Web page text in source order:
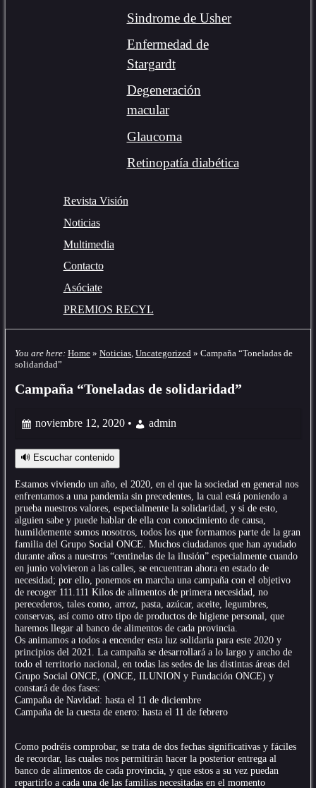
Sindrome de Usher
Enfermedad de
Stargardt
Degeneración
macular
Glaucoma
Retinopatía diabética
Revista Visión
Noticias
Multimedia
Contacto
Asóciate
PREMIOS RECYL
You are here: Home » Noticias Uncategorized » Campaña “Toneladas de
solidaridad”
Campaña “Toneladas de solidaridad”
noviembre 12, 2020 • admin
🔊 Escuchar contenido
Estamos viviendo un año, el 2020, en el que la sociedad en general nos
enfrentamos a una pandemia sin precedentes, la cual está poniendo a
prueba nuestros valores, especialmente la solidaridad, y si de esto,
alguien sabe y puede hablar de ella con conocimiento de causa,
humildemente somos nosotros, todos los que formamos parte de la gran
familia del Grupo Social ONCE. Muchos ciudadanos que han ayudado
durante años a nuestros “centinelas de la ilusión” especialmente cuando
en junio volvieron a las calles, se encuentran ahora en estado de
necesidad; por ello, ponemos en marcha una campaña con el objetivo
de recoger 111.111 Kilos de alimentos de primera necesidad, no
perecederos, tales como, arroz, pasta, azúcar, aceite, legumbres,
conservas, así como otro tipo de productos de higiene personal, que
haremos llegar al banco de alimentos de cada provincia.
Os animamos a todos a encender esta luz solidaria para este 2020 y
principios del 2021. La campaña se desarrollará a lo largo y ancho de
todo el territorio nacional, en todas las sedes de las distintas áreas del
Grupo Social ONCE, (ONCE, ILUNION y Fundación ONCE) y
constará de dos fases:
Campaña de Navidad: hasta el 11 de diciembre
Campaña de la cuesta de enero: hasta el 11 de febrero
Como podréis comprobar, se trata de dos fechas significativas y fáciles
de recordar, las cuales nos permitirán hacer la posterior entrega al
banco de alimentos de cada provincia, y que estos a su vez puedan
repartirlo a cada una de las familias necesitadas en el momento